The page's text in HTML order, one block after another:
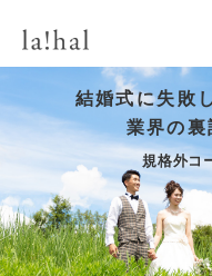
結婚式に失敗
業界の裏
規格外コ